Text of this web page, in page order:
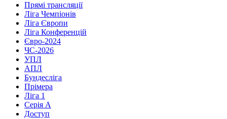
Прямі трансляції
Ліга Чемпіонів
Ліга Європи
Ліга Конференцій
Євро-2024
ЧС-2026
УПЛ
АПЛ
Бундесліга
Прімера
Ліга 1
Серія А
Доступ